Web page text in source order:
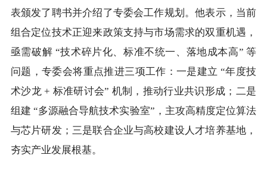
表颁发了聘书并介绍了专委会工作规划。他表示，当前
组合定位技术正迎来政策支持与市场需求的双重机遇，
亟需破解 “技术碎片化、标准不统一、落地成本高” 等
问题，专委会将重点推进三项工作：一是建立 “年度技
术沙龙 + 标准研讨会” 机制，推动行业共识形成；二是
组建 “多源融合导航技术实验室”，主攻高精度定位算法
与芯片研发；三是联合企业与高校建设人才培养基地，
夯实产业发展根基。